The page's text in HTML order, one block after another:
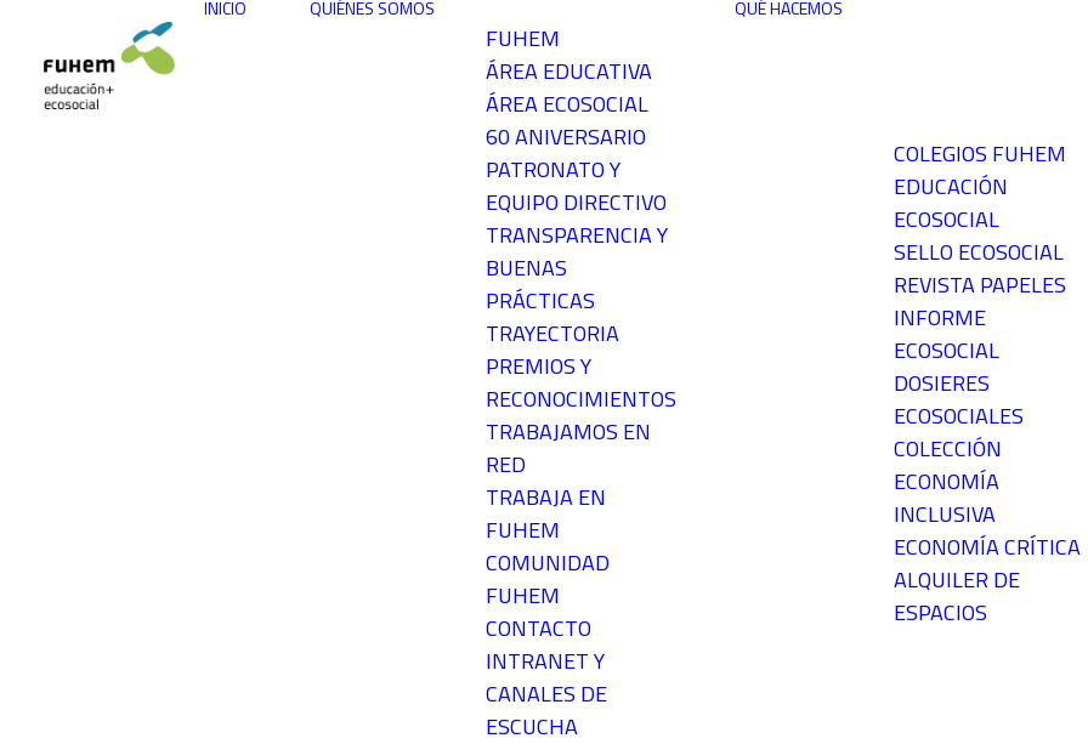
INICIO QUIÉNES SOMOS
FUHEM
ÁREA EDUCATIVA
ÁREA ECOSOCIAL
60 ANIVERSARIO
PATRONATO Y
EQUIPO DIRECTIVO
TRANSPARENCIA Y
BUENAS
PRÁCTICAS
TRAYECTORIA
PREMIOS Y
RECONOCIMIENTOS
TRABAJAMOS EN
RED
TRABAJA EN
FUHEM
COMUNIDAD
FUHEM
CONTACTO
INTRANET Y
CANALES DE
ESCUCHA
QUÉ HACEMOS
COLEGIOS FUHEM
EDUCACIÓN
ECOSOCIAL
SELLO ECOSOCIAL
REVISTA PAPELES
INFORME
ECOSOCIAL
DOSIERES
ECOSOCIALES
COLECCIÓN
ECONOMÍA
INCLUSIVA
ECONOMÍA CRÍTICA
ALQUILER DE
ESPACIOS